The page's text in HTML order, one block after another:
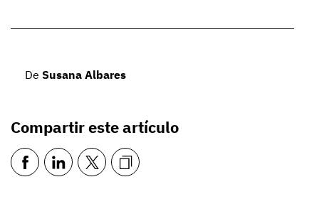
De Susana Albares
Compartir este artículo